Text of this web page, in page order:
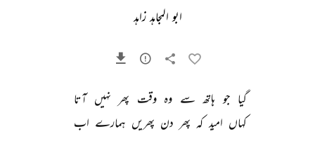
ابو المجاہد زاہد
گیا جو ہاتھ سے وہ وقت پھر نہیں آتا
کہاں امید کہ پھر دن پھریں ہمارے اب